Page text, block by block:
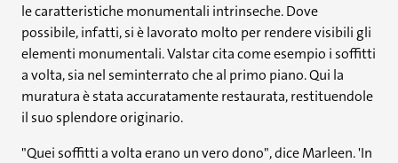
le caratteristiche monumentali intrinseche. Dove
possibile, infatti, si è lavorato molto per rendere visibili gli
elementi monumentali. Valstar cita come esempio i soffitti
a volta, sia nel seminterrato che al primo piano. Qui la
muratura è stata accuratamente restaurata, restituendole
il suo splendore originario.
"Quei soffitti a volta erano un vero dono", dice Marleen. 'In